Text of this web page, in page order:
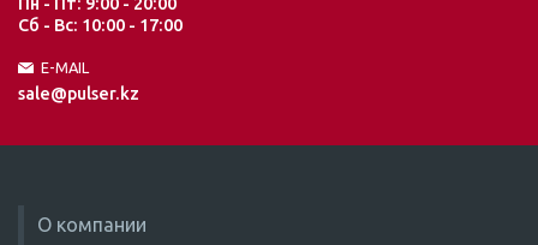
Пн - Пт: 9:00 - 20:00
Сб - Вс: 10:00 - 17:00
E-MAIL
sale@pulser.kz
О компании